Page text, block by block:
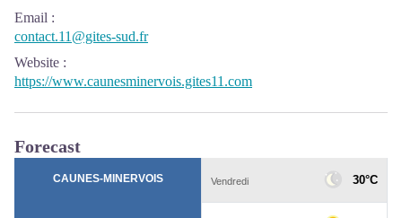
Email :
contact.11@gites-sud.fr
Website :
https://www.caunesminervois.gites11.com
Forecast